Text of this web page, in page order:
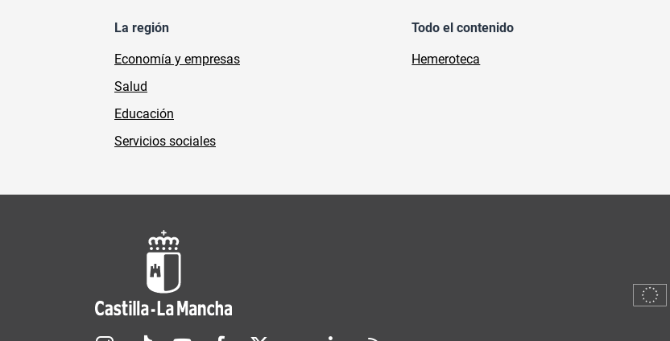
La región
Economía y empresas
Salud
Educación
Servicios sociales
Todo el contenido
Hemeroteca